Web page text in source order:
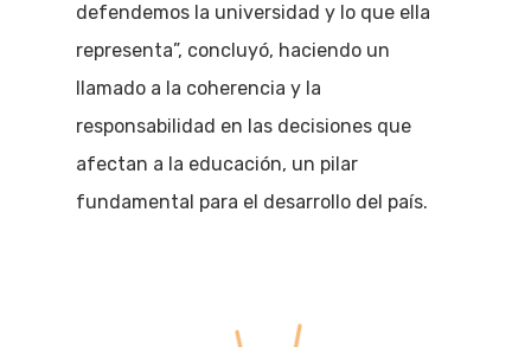
defendemos la universidad y lo que ella
representa”, concluyó, haciendo un
llamado a la coherencia y la
responsabilidad en las decisiones que
afectan a la educación, un pilar
fundamental para el desarrollo del país.